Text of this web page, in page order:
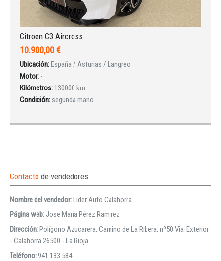
Citroen C3 Aircross
10.900,00 €
Ubicación:España / Asturias / Langreo
Motor: -
Kilómetros: 130000 km
Condición: segunda mano
Contacto de vendedores
Nombre del vendedor:Lider Auto Calahorra
Página web:Jose María Pérez Ramirez
Dirección:Polígono Azucarera, Camino de La Ribera, nº50 Vial Exterior
- Calahorra 26500 - La Rioja
Teléfono:941 133 584